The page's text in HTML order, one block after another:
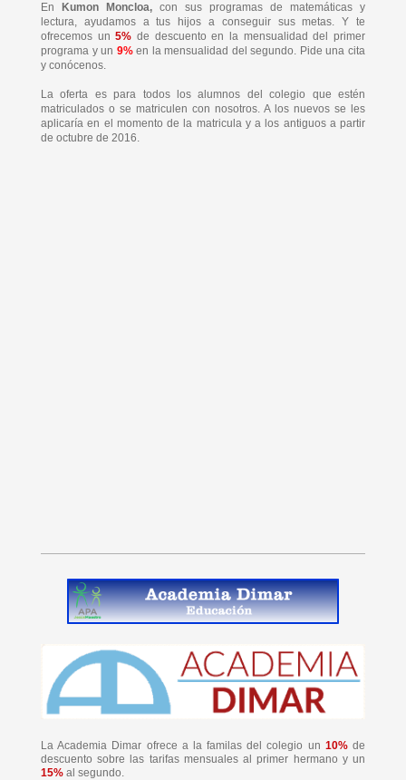
En Kumon Moncloa, con sus programas de matemáticas y
lectura, ayudamos a tus hijos a conseguir sus metas. Y te
ofrecemos un5% de descuento en la mensualidad del primer
programa y un 9%en la mensualidad del segundo. Pide una cita
y conócenos.
La oferta es para todos los alumnos del colegio que estén
matriculados o se matriculen con nosotros. A los nuevos se les
aplicaría en el momento de la matricula y a los antiguos a partir
de octubre de 2016.
La Academia Dimar ofrece a la familas del colegio un 10%de
descuento sobre las tarifas mensuales al primer hermano y un
15% al segundo.